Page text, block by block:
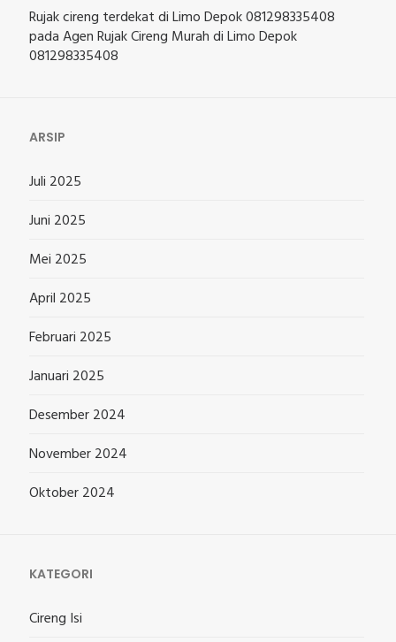
Rujak cireng terdekat di Limo Depok 081298335408
padaAgen Rujak Cireng Murah di Limo Depok
081298335408
ARSIP
Juli 2025
Juni 2025
Mei 2025
April 2025
Februari 2025
Januari 2025
Desember 2024
November 2024
Oktober 2024
KATEGORI
Cireng Isi